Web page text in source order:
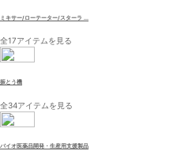
ミキサー/ローテーター/スターラ ...
全17アイテムを見る
振とう機
全34アイテムを見る
バイオ医薬品開発・生産用支援製品